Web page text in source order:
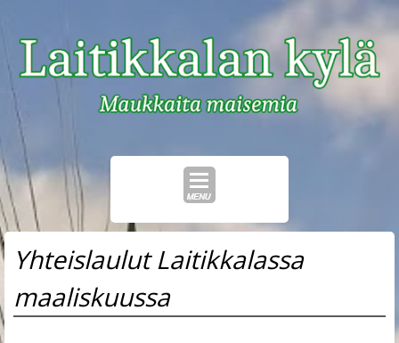
Skip
to
Yhteislaulut Laitikkalassa
maaliskuussa